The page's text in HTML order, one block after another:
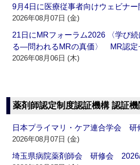
9月4日に医療従事者向けウェビナ
2026年08月07日 (金)
21日にMRフォーラム2026 〈学び続
る―問われるMRの真価〉 MR認定
2026年08月06日 (木)
薬剤師認定制度認証機構 認証
日本プライマリ・ケア連合学会
2026年08月07日 (金)
埼玉県病院薬剤師会 研修会